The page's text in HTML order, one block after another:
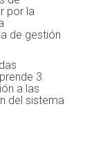
por la
de gestión
3
a las
del sistema